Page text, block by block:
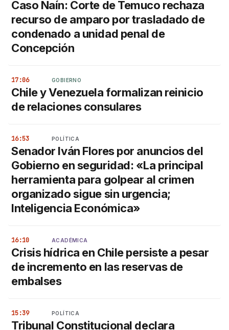
Caso Naín: Corte de Temuco rechaza
recurso de amparo por trasladado de
condenado a unidad penal de
Concepción
17:06 GOBIERNO
Chile y Venezuela formalizan reinicio
de relaciones consulares
16:53 POLÍTICA
Senador Iván Flores por anuncios del
Gobierno en seguridad: «La principal
herramienta para golpear al crimen
organizado sigue sin urgencia;
Inteligencia Económica»
16:10 ACADÉMICA
Crisis hídrica en Chile persiste a pesar
de incremento en las reservas de
embalses
15:39 POLÍTICA
Tribunal Constitucional declara